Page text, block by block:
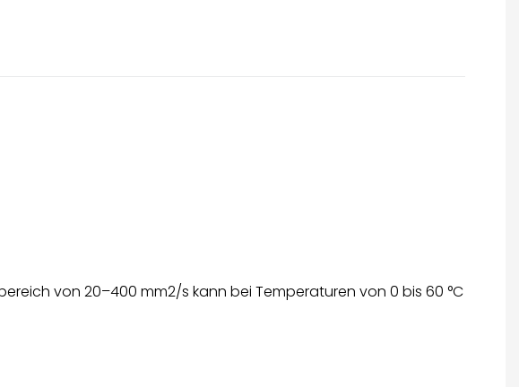
von 20–400 mm2/s kann bei Temperaturen von 0 bis 60 °C